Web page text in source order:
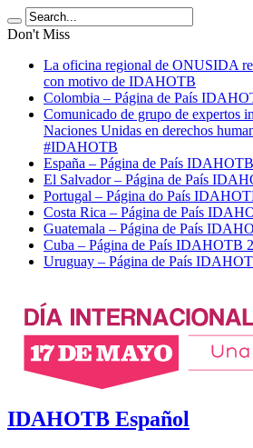
Don't Miss
La oficina regional de ONUSIDA
con motivo de IDAHOTB
Colombia – Página de País
Comunicado de grupo de expertos
Naciones Unidas en derechos
#IDAHOTB
España – Página de País
El Salvador – Página de País
Portugal – Página do País
Costa Rica – Página de País
Guatemala – Página de País
Cuba – Página de País IDAHOTB
Uruguay – Página de País
IDAHOTB Español